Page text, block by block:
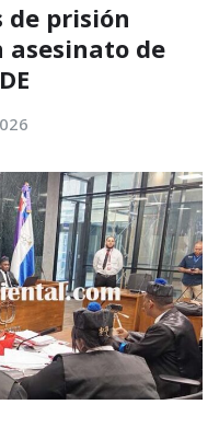
de prisión
asesinato de